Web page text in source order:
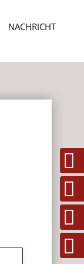
NACHRICHT